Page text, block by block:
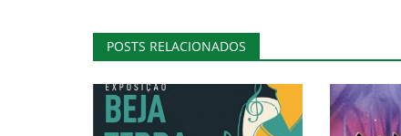
POSTS RELACIONADOS